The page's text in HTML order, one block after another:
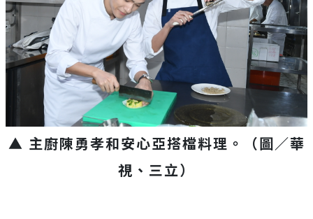
▲ 主廚陳勇孝和安心亞搭檔料理 。（圖／華
視、三立）